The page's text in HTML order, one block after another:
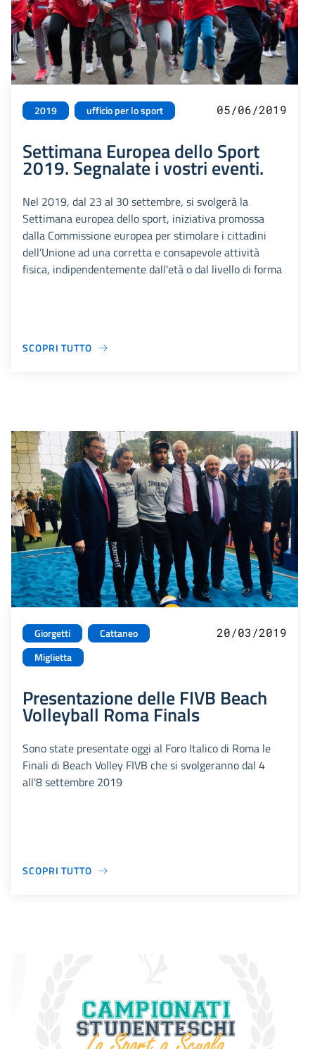
2019 ufficio per lo sport 05/06/2019
Settimana Europea dello Sport
2019. Segnalate i vostri eventi.
Nel 2019, dal 23 al 30 settembre, si svolgerà la
Settimana europea dello sport, iniziativa promossa
dalla Commissione europea per stimolare i cittadini
dell’Unione ad una corretta e consapevole attività
fisica, indipendentemente dall'età o dal livello di forma
SCOPRI TUTTO
Giorgetti
Cattaneo
Miglietta
20/03/2019
Presentazione delle FIVB Beach
Volleyball Roma Finals
Sono state presentate oggi al Foro Italico di Roma le
Finali di Beach Volley FIVB che si svolgeranno dal 4
all'8 settembre 2019
SCOPRI TUTTO